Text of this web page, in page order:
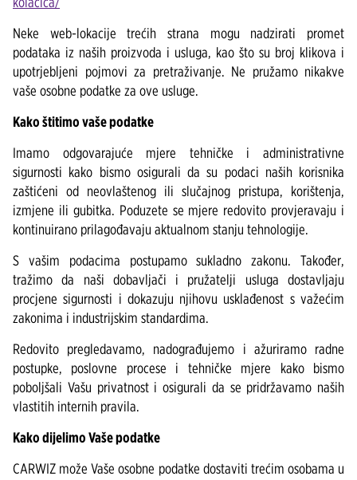
Neke web-lokacije trećih strana mogu nadzirati promet
podataka iz naših proizvoda i usluga, kao što su broj klikova i
upotrjebljeni pojmovi za pretraživanje. Ne pružamo nikakve
vaše osobne podatke za ove usluge.
Kako štitimo vaše podatke
Imamo odgovarajuće mjere tehničke i administrativne
sigurnosti kako bismo osigurali da su podaci naših korisnika
zaštićeni od neovlaštenog ili slučajnog pristupa, korištenja,
izmjene ili gubitka. Poduzete se mjere redovito provjeravaju i
kontinuirano prilagođavaju aktualnom stanju tehnologije.
S vašim podacima postupamo sukladno zakonu. Također,
tražimo da naši dobavljači i pružatelji usluga dostavljaju
procjene sigurnosti i dokazuju njihovu usklađenost s važećim
zakonima i industrijskim standardima.
Redovito pregledavamo, nadograđujemo i ažuriramo radne
postupke, poslovne procese i tehničke mjere kako bismo
poboljšali Vašu privatnost i osigurali da se pridržavamo naših
vlastitih internih pravila.
Kako dijelimo Vaše podatke
CARWIZ može Vaše osobne podatke dostaviti trećim osobama u